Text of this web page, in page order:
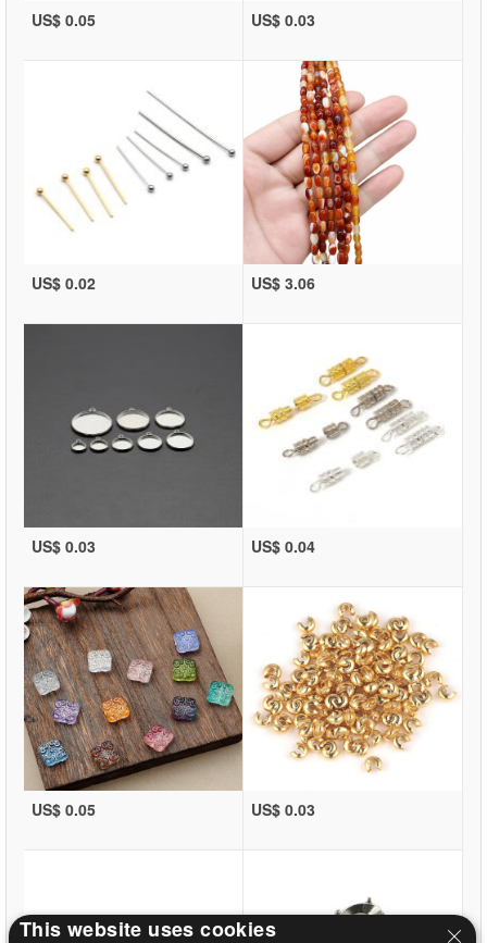
US$ 0.05 US$ 0.03
US$ 0.02 US$ 3.06
US$ 0.03 US$ 0.04
US$ 0.05 US$ 0.03
This website uses cookies